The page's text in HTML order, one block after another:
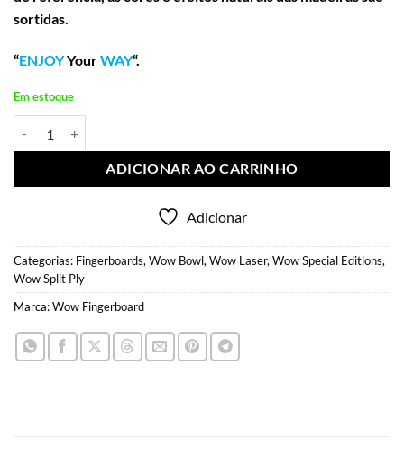
sortidas.
“ENJOYYourWAY“.
Em estoque
ADICIONAR AO CARRINHO
Adicionar
Categorias: Fingerboards, Wow Bowl, Wow Laser, Wow Special Editions,
Wow Split Ply
Marca:Wow Fingerboard